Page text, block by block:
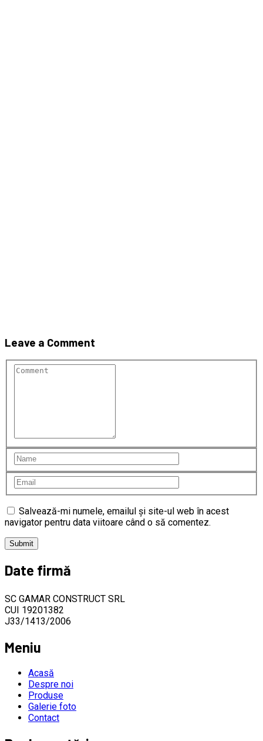
Leave a Comment
Salvează-mi numele, emailul și site-ul web în acest
navigator pentru data viitoare când o să comentez.
Date firmă
SC GAMAR CONSTRUCT SRL
CUI 19201382
J33/1413/2006
Meniu
Acasă
Despre noi
Produse
Galerie foto
Contact